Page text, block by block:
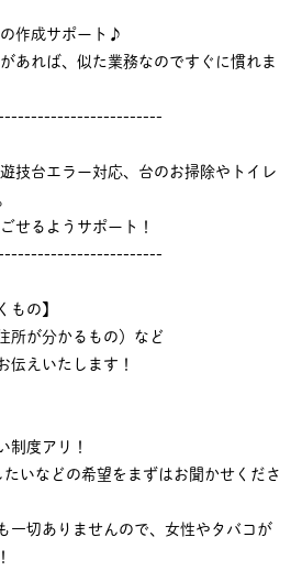
作成サポート♪
あれば、似た業務なのですぐに慣れま
技台エラー対応、台のお掃除やトイレ
せるようサポート！
もの】
所が分かるもの）など
伝えいたします！
制度アリ！
いなどの希望をまずはお聞かせくださ
一切ありませんので、女性やタバコが